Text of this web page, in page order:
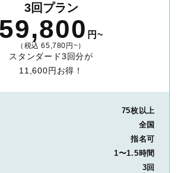
3回プラン
59,800 円~
（税込 65,780円~）
スタンダード3回分が
11,600円お得！
75枚以上
全国
指名可
1〜1.5時間
3回